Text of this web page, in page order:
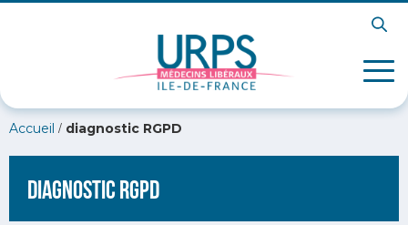
Accueil / diagnostic RGPD
diagnostic RGPD